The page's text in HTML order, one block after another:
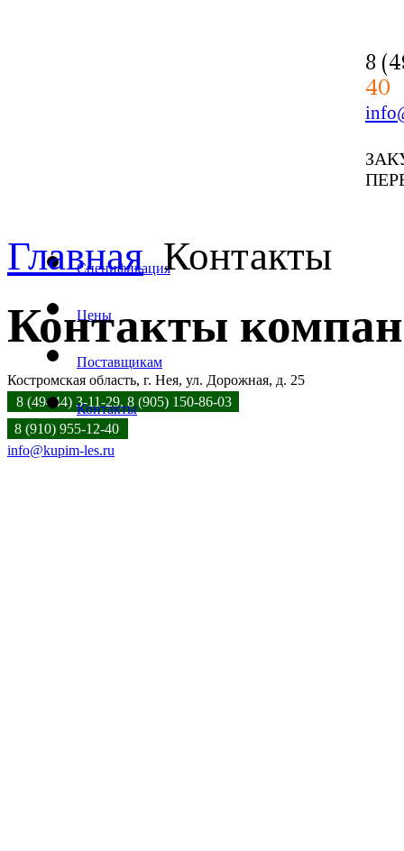
8
40
Спецификация
Цены
Поставщикам
Контакты
Главная Контакты
Контакты
Костромская область, г. Нея, ул. Дорожная, д. 25
8 (49444) 3-11-29, 8 (905) 150-86-03
8 (910) 955-12-40
info@kupim-les.ru